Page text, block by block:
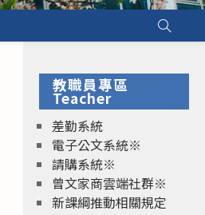
教職員專區
Teacher
差勤系統
電子公文系統※
請購系統※
曾文家商雲端社群※
新課綱推動相關規定